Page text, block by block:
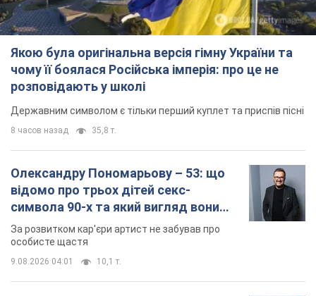
Якою була оригінальна версія гімну України та
чому її боялася Російська імперія: про це не
розповідають у школі
Державним символом є тільки перший куплет та приспів пісні
8 часов назад 35,8 т.
Олександру Пономарьову – 53: що
відомо про трьох дітей секс-
символа 90-х та який вигляд вони
мають
За розвитком кар'єри артист не забував про
особисте щастя
9.08.2026 04:01 10,1 т.